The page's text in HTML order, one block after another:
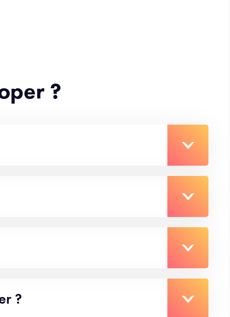
?
?